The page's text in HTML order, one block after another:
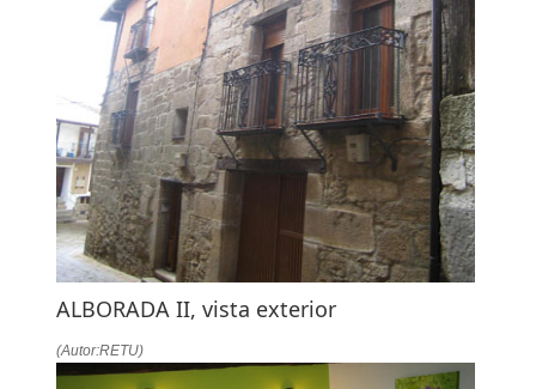
ALBORADA II, vista exterior
(Autor:RETU)